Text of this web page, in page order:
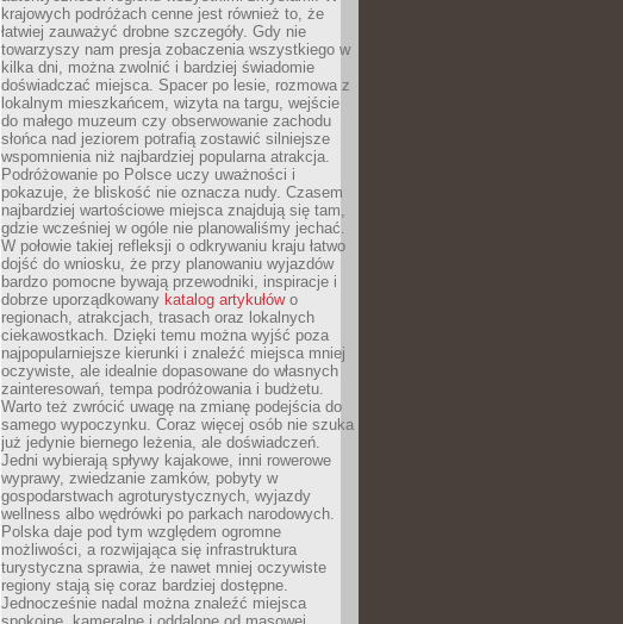
krajowych podróżach cenne jest również to, że
łatwiej zauważyć drobne szczegóły. Gdy nie
towarzyszy nam presja zobaczenia wszystkiego w
kilka dni, można zwolnić i bardziej świadomie
doświadczać miejsca. Spacer po lesie, rozmowa z
lokalnym mieszkańcem, wizyta na targu, wejście
do małego muzeum czy obserwowanie zachodu
słońca nad jeziorem potrafią zostawić silniejsze
wspomnienia niż najbardziej popularna atrakcja.
Podróżowanie po Polsce uczy uważności i
pokazuje, że bliskość nie oznacza nudy. Czasem
najbardziej wartościowe miejsca znajdują się tam,
gdzie wcześniej w ogóle nie planowaliśmy jechać.
W połowie takiej refleksji o odkrywaniu kraju łatwo
dojść do wniosku, że przy planowaniu wyjazdów
bardzo pomocne bywają przewodniki, inspiracje i
dobrze uporządkowany katalog artykułówo
regionach, atrakcjach, trasach oraz lokalnych
ciekawostkach. Dzięki temu można wyjść poza
najpopularniejsze kierunki i znaleźć miejsca mniej
oczywiste, ale idealnie dopasowane do własnych
zainteresowań, tempa podróżowania i budżetu.
Warto też zwrócić uwagę na zmianę podejścia do
samego wypoczynku. Coraz więcej osób nie szuka
już jedynie biernego leżenia, ale doświadczeń.
Jedni wybierają spływy kajakowe, inni rowerowe
wyprawy, zwiedzanie zamków, pobyty w
gospodarstwach agroturystycznych, wyjazdy
wellness albo wędrówki po parkach narodowych.
Polska daje pod tym względem ogromne
możliwości, a rozwijająca się infrastruktura
turystyczna sprawia, że nawet mniej oczywiste
regiony stają się coraz bardziej dostępne.
Jednocześnie nadal można znaleźć miejsca